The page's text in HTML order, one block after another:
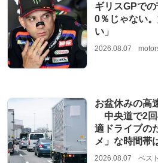
ギリスGPで
0％じゃない
い」
2026.08.07
お盆休みの高
中央道で2
適ドライブの
メ」な時間帯
2026.08.07 ベス